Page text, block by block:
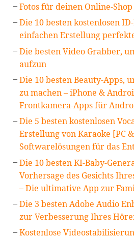
Fotos für deinen Online-
Die 10 besten kostenlosen
einfachen Erstellung
Die besten Video Grabber,
aufzun
Die 10 besten Beauty-Apps,
zu machen – iPhone &
Frontkamera-Apps für
Die 5 besten kostenlosen
Erstellung von Karaoke [PC
Softwarelösungen für das
Die 10 besten KI-Baby-
Vorhersage des Gesichts
– Die ultimative App zur
Die 3 besten Adobe Audio
zur Verbesserung Ihres
Kostenlose